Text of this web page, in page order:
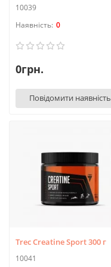
10039
0
0грн.
Повідомити наявність
Trec Creatine Sport 300 г
10041